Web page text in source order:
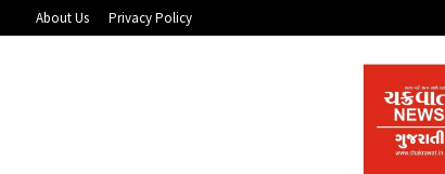
About Us Privacy Policy